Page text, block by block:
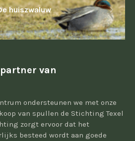
huiszwaluw
van
ondersteunen we met onze
van spullen de Stichting Texel
zorgt ervoor dat het
besteed wordt aan goede